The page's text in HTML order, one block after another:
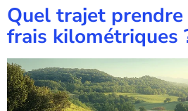
Quel trajet
frais kilométriques